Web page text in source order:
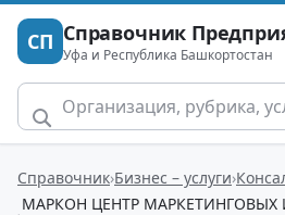
СП Справочник
Уфа и Республика Башкортостан
Справочник Бизнес – услуги
МАРКОН ЦЕНТР